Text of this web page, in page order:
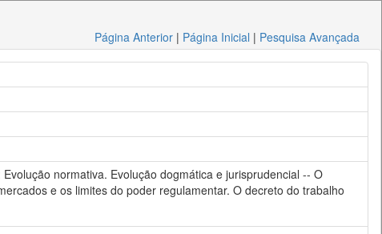
Página Anterior | Página Inicial | Pesquisa Avançada
normativa. Evolução dogmática e jurisprudencial -- O
e os limites do poder regulamentar. O decreto do trabalho